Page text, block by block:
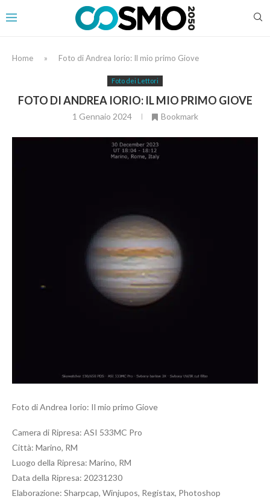
Home » Foto di Andrea Iorio: Il mio primo Giove
Foto dei Lettori
FOTO DI ANDREA IORIO: IL MIO PRIMO GIOVE
1 Gennaio 2024 Bookmark
Foto di Andrea Iorio: Il mio primo Giove
Camera di Ripresa: ASI 533MC Pro
Città: Marino, RM
Luogo della Ripresa: Marino, RM
Data della Ripresa: 20231230
Elaborazione: Sharpcap, Winjupos, Registax, Photoshop